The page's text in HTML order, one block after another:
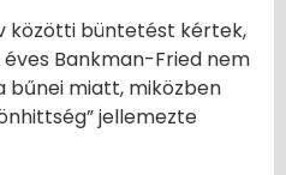
közötti büntetést kértek,
Bankman-Fried nem
miatt, miközben
jellemezte